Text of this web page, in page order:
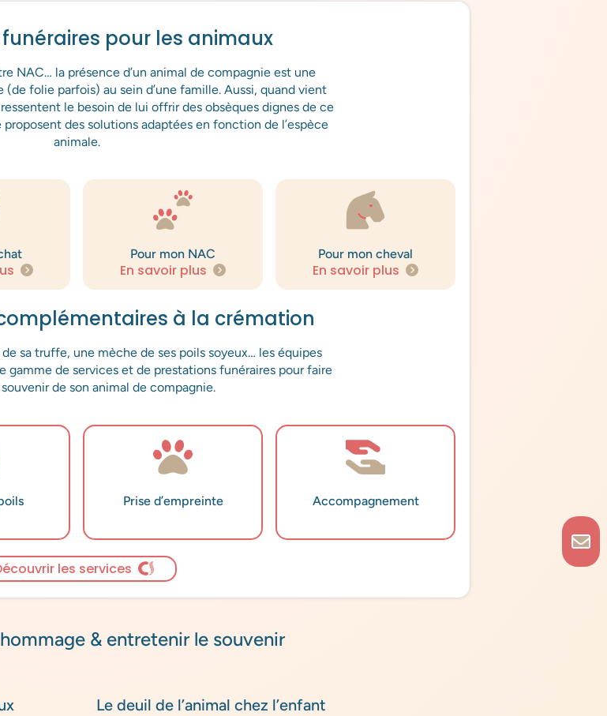
funéraires pour les animaux
NAC… la présence d’un animal de compagnie est une
(de folie parfois) au sein d’une famille. Aussi, quand vient
le besoin de lui offrir des obsèques dignes de ce
proposent des solutions adaptées en fonction de l’espèce
animale.
Pour mon NAC
En savoir plus
Pour mon cheval
En savoir plus
à la crémation
sa truffe, une mèche de ses poils soyeux… les équipes
gamme de services et de prestations funéraires pour faire
de son animal de compagnie.
Prise d’empreinte Accompagnement
les services
& entretenir le souvenir
Le deuil de l’animal chez l’enfant